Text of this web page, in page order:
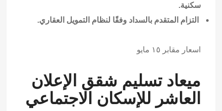
سكنية.
التزام المتقدم بالسداد وفقًا لنظام التمويل العقاري.
اسعار مقابر ١٥ مايو
ميعاد تسليم شقق الإعلان
العاشر للإسكان الاجتماعي